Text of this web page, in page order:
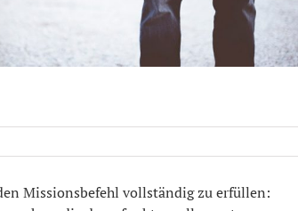
Missionsbefehl vollständig zu erfüllen: